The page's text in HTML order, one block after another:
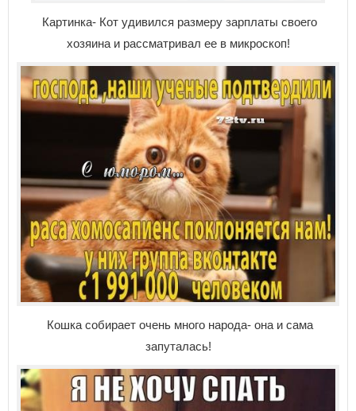
Картинка- Кот удивился размеру зарплаты своего
хозяина и рассматривал ее в микроскоп!
Кошка собирает очень много народа- она и сама
запуталась!